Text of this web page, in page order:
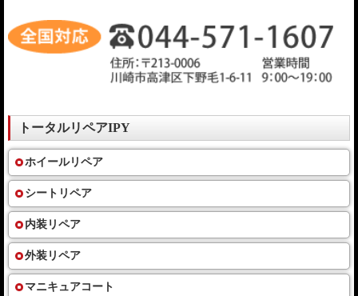
トータルリペアIPY
ホイールリペア
シートリペア
内装リペア
外装リペア
マニキュアコート